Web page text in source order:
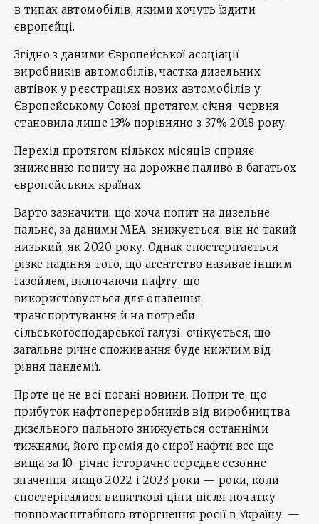
в типах автомобілів, якими хочуть їздити
європейці.
Згідно з даними Європейської асоціації
виробників автомобілів, частка дизельних
автівок у реєстраціях нових автомобілів у
Європейському Союзі протягом січня-червня
становила лише 13% порівняно з 37% 2018 року.
Перехід протягом кількох місяців сприяє
зниженню попиту на дорожнє паливо в багатьох
європейських країнах.
Варто зазначити, що хоча попит на дизельне
пальне, за даними МЕА, знижується, він не такий
низький, як 2020 року. Однак спостерігається
різке падіння того, що агентство називає іншим
газойлем, включаючи нафту, що
використовується для опалення,
транспортування й на потреби
сільськогосподарської галузі: очікується, що
загальне річне споживання буде нижчим від
рівня пандемії.
Проте це не всі погані новини. Попри те, що
прибуток нафтопереробників від виробництва
дизельного пального знижується останніми
тижнями, його премія до сирої нафти все ще
вища за 10-річне історичне середнє сезонне
значення, якщо 2022 і 2023 роки — роки, коли
спостерігалися виняткові ціни після початку
повномасштабного вторгнення росії в Україну, —